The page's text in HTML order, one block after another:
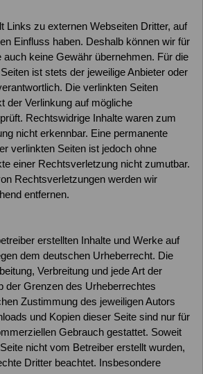
Links zu externen Webseiten Dritter, auf
Einfluss haben. Deshalb können wir für
auch keine Gewähr übernehmen. Für die
ist stets der jeweilige Anbieter oder
Die verlinkten Seiten
der Verlinkung auf mögliche
Rechtswidrige Inhalte waren zum
nicht erkennbar. Eine permanente
verlinkten Seiten ist jedoch ohne
einer Rechtsverletzung nicht zumutbar.
Rechtsverletzungen werden wir
entfernen.
erstellten Inhalte und Werke auf
dem deutschen Urheberrecht. Die
Verbreitung und jede Art der
der Grenzen des Urheberrechtes
Zustimmung des jeweiligen Autors
und Kopien dieser Seite sind nur für
Gebrauch gestattet. Soweit
nicht vom Betreiber erstellt wurden,
Dritter beachtet. Insbesondere